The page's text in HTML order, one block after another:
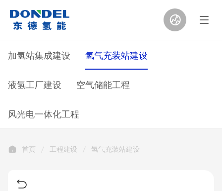
加氢站集成建设 氢气充装站建设
液氢工厂建设 空气储能工程
风光电一体化工程
首页 工程建设 氢气充装站建设